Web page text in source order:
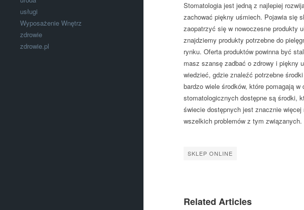
usługi
Wyposażenie Wnętrz
zdrowie
zdrowie.pl
Stomatologia jest jedną z najlepiej
zachować piękny uśmiech. Pojawia się
zaopatrzyć się w nowoczesne produkty
znajdziemy produkty potrzebne do
rynku. Oferta produktów powinna być
masz szansę zadbać o zdrowy i piękny
wiedzieć, gdzie znaleźć potrzebne
bardzo wiele środków, które pomagają
stomatologicznych dostępne są środki,
świecie dostępnych jest znacznie
wszelkich problemów z tym
SKLEP ONLINE
Related Articles